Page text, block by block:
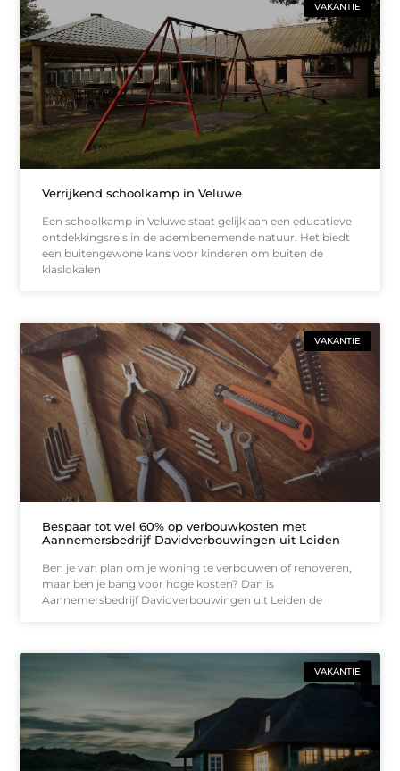
VAKANTIE
Verrijkend schoolkamp in Veluwe
Een schoolkamp in Veluwe staat gelijk aan een educatieve
ontdekkingsreis in de adembenemende natuur. Het biedt
een buitengewone kans voor kinderen om buiten de
klaslokalen
VAKANTIE
Bespaar tot wel 60% op verbouwkosten met
Aannemersbedrijf Davidverbouwingen uit Leiden
Ben je van plan om je woning te verbouwen of renoveren,
maar ben je bang voor hoge kosten? Dan is
Aannemersbedrijf Davidverbouwingen uit Leiden de
VAKANTIE